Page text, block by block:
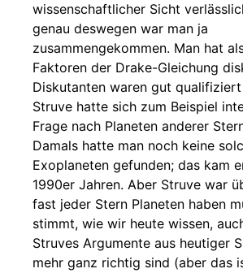
wissenschaftlicher Sicht
genau deswegen war man ja
zusammengekommen. Man hat
Faktoren der Drake-Gleichung
Diskutanten waren gut
Struve hatte sich zum Beispiel
Frage nach Planeten anderer
Damals hatte man noch keine
Exoplaneten gefunden; das kam
1990er Jahren. Aber Struve war
fast jeder Stern Planeten haben
stimmt, wie wir heute wissen,
Struves Argumente aus heutiger
mehr ganz richtig sind (aber das